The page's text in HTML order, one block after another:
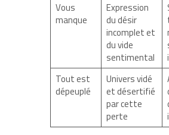
Vous
manque
Expression
du désir
incomplet et
du vide
sentimental
Tout est
dépeuplé
Univers vidé
et désertifié
par cette
perte